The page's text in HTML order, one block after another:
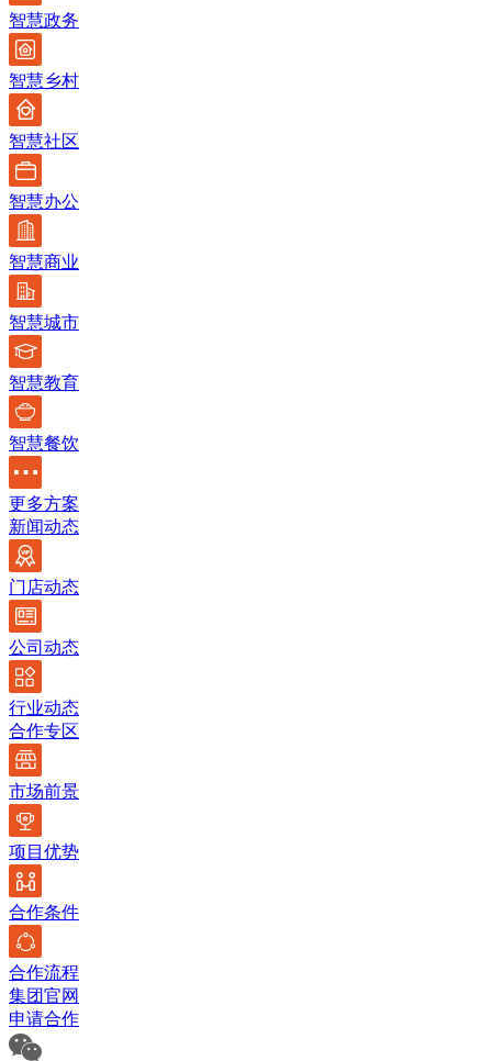
智慧政务
智慧乡村
智慧社区
智慧办公
智慧商业
智慧城市
智慧教育
智慧餐饮
更多方案
新闻动态
门店动态
公司动态
行业动态
合作专区
市场前景
项目优势
合作条件
合作流程
集团官网
申请合作